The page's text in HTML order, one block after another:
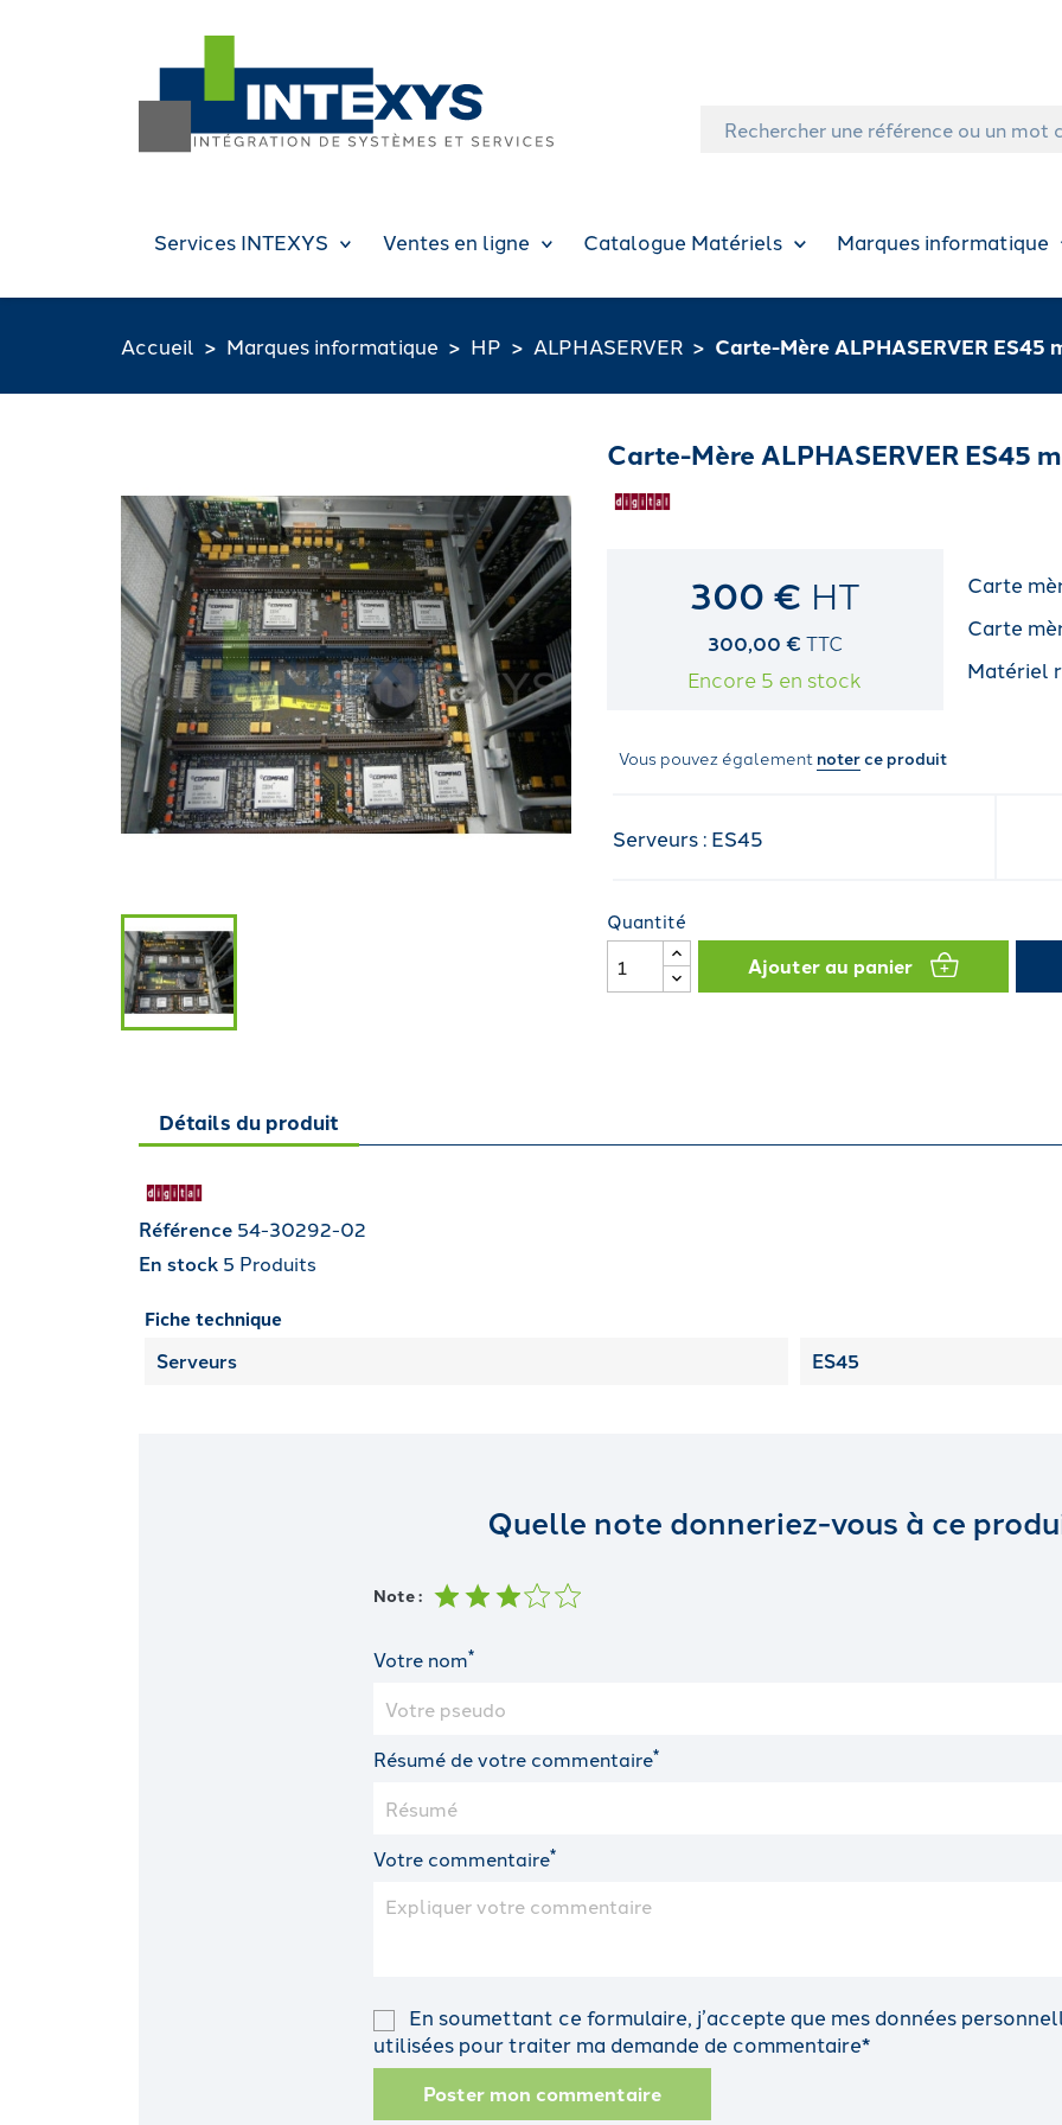
Services INTEXYS Ventes en ligne Catalogue Matériels Marques informatique
Accueil Marques informatique HP ALPHASERVER Carte-Mère ALPHASERVER
Carte-Mère ALPHASERVER ES45
300 € HT
300,00 € TTC
Encore 5 en stock
Carte
Carte
Matériel
Vous pouvez également noterce produit
Serveurs : ES45
Quantité
Ajouter au panier
Détails du produit
Référence 54-30292-02
En stock 5 Produits
Fiche technique
Serveurs ES45
Quelle note donneriez-vous à ce
Note :
Votre nom*
Résumé de votre commentaire*
Votre commentaire*
En soumettant ce formulaire, j’accepte que mes données
utilisées pour traiter ma demande de commentaire*
Poster mon commentaire